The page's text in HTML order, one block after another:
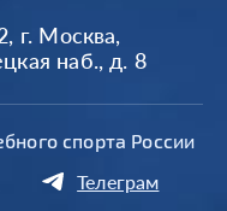
г. Москва,
наб., д. 8
спорта России
Телеграм